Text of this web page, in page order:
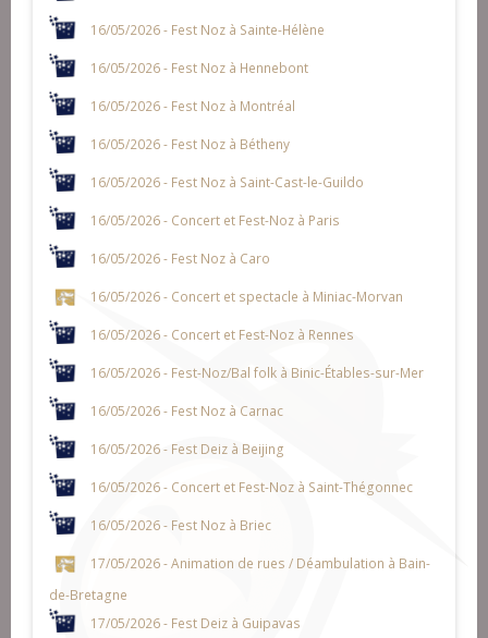
16/05/2026 - Fest Noz à Sainte-Hélène
16/05/2026 - Fest Noz à Hennebont
16/05/2026 - Fest Noz à Montréal
16/05/2026 - Fest Noz à Bétheny
16/05/2026 - Fest Noz à Saint-Cast-le-Guildo
16/05/2026 - Concert et Fest-Noz à Paris
16/05/2026 - Fest Noz à Caro
16/05/2026 - Concert et spectacle à Miniac-Morvan
16/05/2026 - Concert et Fest-Noz à Rennes
16/05/2026 - Fest-Noz/Bal folk à Binic-Étables-sur-Mer
16/05/2026 - Fest Noz à Carnac
16/05/2026 - Fest Deiz à Beijing
16/05/2026 - Concert et Fest-Noz à Saint-Thégonnec
16/05/2026 - Fest Noz à Briec
17/05/2026 - Animation de rues / Déambulation à Bain-
de-Bretagne
17/05/2026 - Fest Deiz à Guipavas